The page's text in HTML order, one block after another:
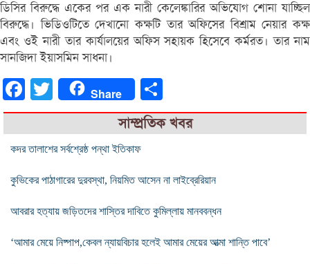
ডিসির বিরুদ্ধে একের পর এক নারী কেলেঙ্কারির অভিযোগ শোনা যাচ্ছিল
বিরুদ্ধে। ভিডিওটিতে দেখানো কক্ষটি তার অফিসের বিশ্রাম নেয়ার কক্ষ
এবং ওই নারী তার কার্যালয়ের অফিস সহায়ক হিসেবে কর্মরত। তার নাম
সানজিদা ইয়াসমিন সাধনা।
FacebookTwitter Share
সাম্প্রতিক খবর
কদর তালাশের সর্বশ্রেষ্ঠ পন্থা ইতিকাফ
কুভিকের পাঠাগারের দুরবস্থা, নিয়মিত আসেন না লাইব্রেরিয়ান
আবরার হত্যায় জড়িতদের শাস্তির দাবিতে কুমিল্লায় মানববন্ধন
‘আমার মেয়ে নিষ্পাপ,কেবল ন্যায়বিচার হলেই আমার মেয়ের আত্মা শান্তি পাবে’